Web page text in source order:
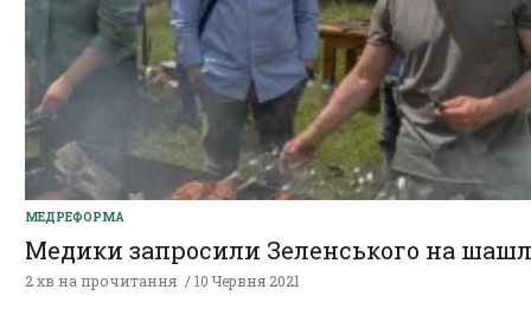
МЕДРЕФОРМА
Медики запросили Зеленського на
2 хв на прочитання 10 Червня 2021